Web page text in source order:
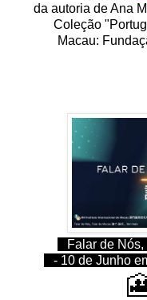
da autoria de Ana
Coleção
Macau:
Falar de Nós,
- 10 de Junho